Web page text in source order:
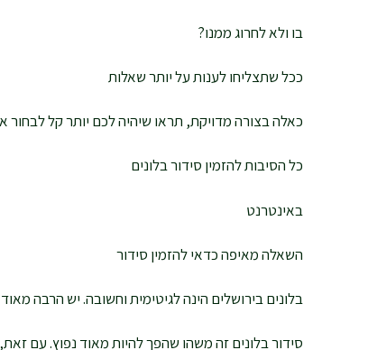
בו ולא לחרוג ממנו?
ככל שתצליחו לענות על יותר שאלות
כאלה בצורה מדויקת, תראו שיהיה לכם יותר קל לבחור
כל הסיבות להזמין סידור בלונים
באינטרנט
השאלה מאיפה כדאי להזמין סידור
בלונים בירושלים הינה לגיטימית וחשובה. יש הרבה
סידור בלונים זה משהו שהפך להיות מאוד נפוץ. עם